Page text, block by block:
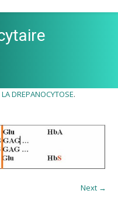
LA DREPANOCYTOSE.
Next →